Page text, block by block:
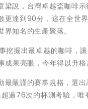
說，台灣卓越盃咖啡
達到90分，這在全世
知名的生產聚落。
掘出最卓越的咖啡，
果亮眼，今年得以升格
最嚴謹的賽事規格，選
過76次的杯測考驗，